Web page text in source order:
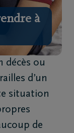
à
décès ou
d’un
situation
de